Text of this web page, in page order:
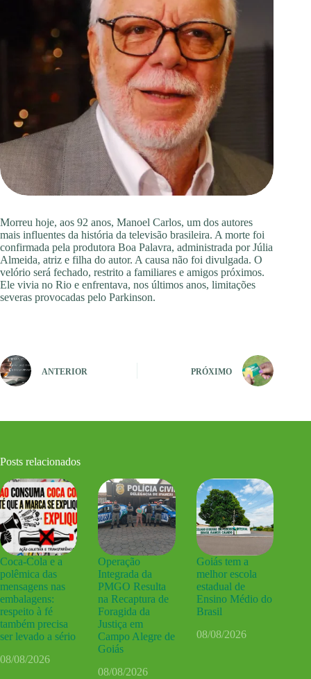
Morreu hoje, aos 92 anos, Manoel Carlos, um dos autores
mais influentes da história da televisão brasileira. A morte foi
confirmada pela produtora Boa Palavra, administrada por Júlia
Almeida, atriz e filha do autor. A causa não foi divulgada. O
velório será fechado, restrito a familiares e amigos próximos.
Ele vivia no Rio e enfrentava, nos últimos anos, limitações
severas provocadas pelo Parkinson.
ANTERIOR PRÓXIMO
Posts relacionados
Coca-Cola e a
polêmica das
mensagens nas
embalagens:
respeito à fé
também precisa
ser levado a sério
08/08/2026
Operação
Integrada da
PMGO Resulta
na Recaptura de
Foragida da
Justiça em
Campo Alegre de
Goiás
08/08/2026
Goiás tem a
melhor escola
estadual de
Ensino Médio do
Brasil
08/08/2026